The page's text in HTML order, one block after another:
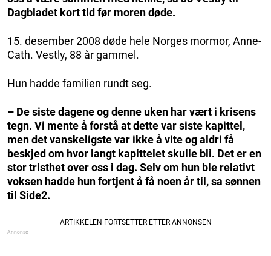
Dagbladet kort tid før moren døde.
15. desember 2008 døde hele Norges mormor, Anne-
Cath. Vestly, 88 år gammel.
Hun hadde familien rundt seg.
– De siste dagene og denne uken har vært i krisens
tegn. Vi mente å forstå at dette var siste kapittel,
men det vanskeligste var ikke å vite og aldri få
beskjed om hvor langt kapittelet skulle bli. Det er en
stor tristhet over oss i dag. Selv om hun ble relativt
voksen hadde hun fortjent å få noen år til, sa sønnen
til Side2.